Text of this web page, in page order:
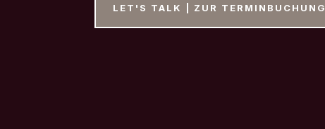
LET'S TALK | ZUR TERMINBUCHUNG